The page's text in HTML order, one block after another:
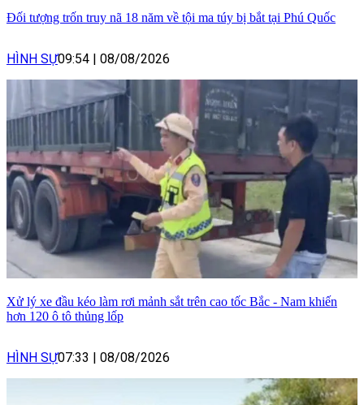
Đối tượng trốn truy nã 18 năm về tội ma túy bị bắt tại Phú Quốc
HÌNH SỰ09:54 | 08/08/2026
Xử lý xe đầu kéo làm rơi mảnh sắt trên cao tốc Bắc - Nam khiến
hơn 120 ô tô thủng lốp
HÌNH SỰ07:33 08/08/2026